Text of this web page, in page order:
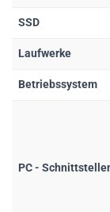
SSD
Laufwerke
Betriebssystem
PC -